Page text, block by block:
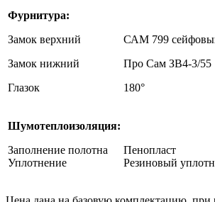
Фурнитура:
Замок верхний
Замок нижний
Глазок
САМ 799
Про Сам ЗВ4-3/55
180°
Шумотеплоизоляция:
Заполнение полотна
Уплотнение
Пенопласт
Резиновый